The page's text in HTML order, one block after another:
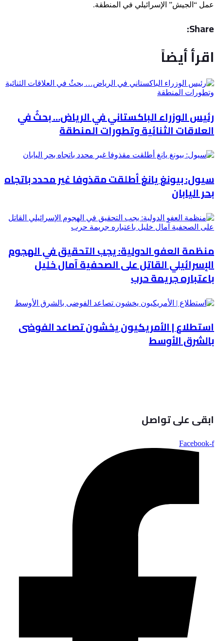
عمل “الجيش” الإسرائيلي في المنطقة.
Share:
اقرأ أيضاً
رئيس الوزراء الباكستاني في الرياض… بحثٌ في
العلاقات الثنائية وتطورات المنطقة
سيول: بيونغ يانغ أطلقت مقذوفا غير محدد باتجاه
بحر اليابان
منظمة العفو الدولية: يجب التحقيق في الهجوم
الإسرائيلي القاتل على الصحفية آمال خليل
باعتباره جريمة حرب
استطلاع | الأمريكيون يخشون تصاعد الفوضى
بالشرق الأوسط
ابقى على تواصل
Facebook-f